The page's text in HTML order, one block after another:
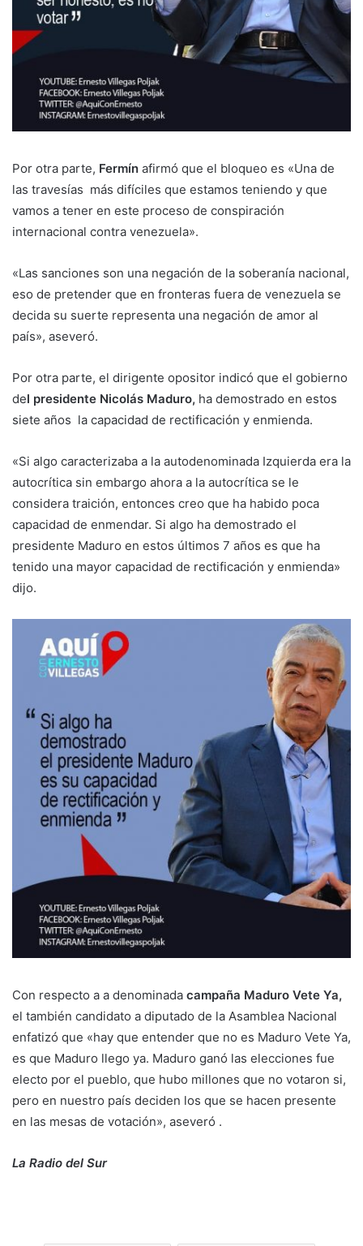
Por otra parte, Fermín afirmó que el bloqueo es «Una de
las travesías más difíciles que estamos teniendo y que
vamos a tener en este proceso de conspiración
internacional contra venezuela».
«Las sanciones son una negación de la soberanía nacional,
eso de pretender que en fronteras fuera de venezuela se
decida su suerte representa una negación de amor al
país», aseveró.
Por otra parte, el dirigente opositor indicó que el gobierno
del presidente Nicolás Maduro, ha demostrado en estos
siete años la capacidad de rectificación y enmienda.
«Si algo caracterizaba a la autodenominada Izquierda era la
autocrítica sin embargo ahora a la autocrítica se le
considera traición, entonces creo que ha habido poca
capacidad de enmendar. Si algo ha demostrado el
presidente Maduro en estos últimos 7 años es que ha
tenido una mayor capacidad de rectificación y enmienda»
dijo.
Con respecto a a denominada campaña Maduro Vete Ya,
el también candidato a diputado de la Asamblea Nacional
enfatizó que «hay que entender que no es Maduro Vete Ya,
es que Maduro llego ya. Maduro ganó las elecciones fue
electo por el pueblo, que hubo millones que no votaron si,
pero en nuestro país deciden los que se hacen presente
en las mesas de votación», aseveró .
La Radio del Sur